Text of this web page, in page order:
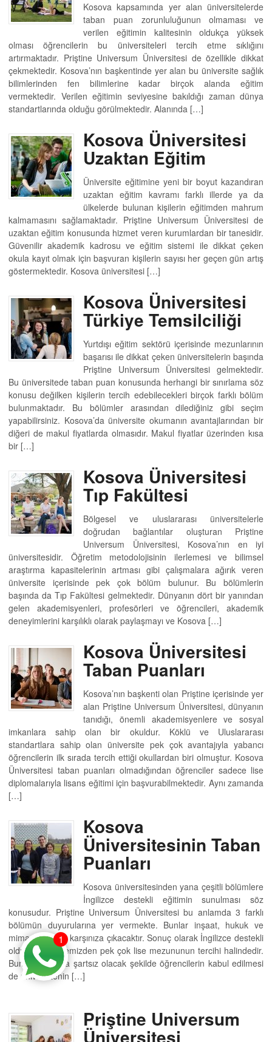
Kosova kapsamında yer alan üniversitelerde
taban puan zorunluluğunun olmaması ve
verilen eğitimin kalitesinin oldukça yüksek
olması öğrencilerin bu üniversiteleri tercih etme sıklığını
artırmaktadır. Priştine Universum Üniversitesi de özellikle dikkat
çekmektedir. Kosova’nın başkentinde yer alan bu üniversite sağlık
bilimlerinden fen bilimlerine kadar birçok alanda eğitim
vermektedir. Verilen eğitimin seviyesine bakıldığı zaman dünya
standartlarında olduğu görülmektedir. Alanında […]
Kosova Üniversitesi
Uzaktan Eğitim
Üniversite eğitimine yeni bir boyut kazandıran
uzaktan eğitim kavramı farklı illerde ya da
ülkelerde bulunan kişilerin eğitimden mahrum
kalmamasını sağlamaktadır. Priştine Universum Üniversitesi de
uzaktan eğitim konusunda hizmet veren kurumlardan bir tanesidir.
Güvenilir akademik kadrosu ve eğitim sistemi ile dikkat çeken
okula kayıt olmak için başvuran kişilerin sayısı her geçen gün artış
göstermektedir. Kosova üniversitesi […]
Kosova Üniversitesi
Türkiye Temsilciliği
Yurtdışı eğitim sektörü içerisinde mezunlarının
başarısı ile dikkat çeken üniversitelerin başında
Priştine Universum Üniversitesi gelmektedir.
Bu üniversitede taban puan konusunda herhangi bir sınırlama söz
konusu değilken kişilerin tercih edebilecekleri birçok farklı bölüm
bulunmaktadır. Bu bölümler arasından dilediğiniz gibi seçim
yapabilirsiniz. Kosova’da üniversite okumanın avantajlarından bir
diğeri de makul fiyatlarda olmasıdır. Makul fiyatlar üzerinden kısa
bir […]
Kosova Üniversitesi
Tıp Fakültesi
Bölgesel ve uluslararası üniversitelerle
doğrudan bağlantılar oluşturan Priştine
Universum Üniversitesi, Kosova’nın en iyi
üniversitesidir. Öğretim metodolojisinin ilerlemesi ve bilimsel
araştırma kapasitelerinin artması gibi çalışmalara ağırık veren
üniversite içerisinde pek çok bölüm bulunur. Bu bölümlerin
başında da Tıp Fakültesi gelmektedir. Dünyanın dört bir yanından
gelen akademisyenleri, profesörleri ve öğrencileri, akademik
deneyimlerini karşılıklı olarak paylaşmayı ve Kosova […]
Kosova Üniversitesi
Taban Puanları
Kosova’nın başkenti olan Priştine içerisinde yer
alan Priştine Universum Üniversitesi, dünyanın
tanıdığı, önemli akademisyenlere ve sosyal
imkanlara sahip olan bir okuldur. Köklü ve Uluslararası
standartlara sahip olan üniversite pek çok avantajıyla yabancı
öğrencilerin ilk sırada tercih ettiği okullardan biri olmuştur. Kosova
Üniversitesi taban puanları olmadığından öğrenciler sadece lise
diplomalarıyla lisans eğitimi için başvurabilmektedir. Aynı zamanda
[…]
Kosova
Üniversitesinin Taban
Puanları
Kosova üniversitesinden yana çeşitli bölümlere
İngilizce destekli eğitimin sunulması söz
konusudur. Priştine Universum Üniversitesi bu anlamda 3 farklı
bölümün duyurularına yer vermekte. Bunlar inşaat, hukuk ve
mimarlık olarak karşınıza çıkacaktır. Sonuç olarak İngilizce destekli
olduğu için ülkemizden pek çok lise mezununun tercihi halindedir.
Bunun yanı sıra şartsız olacak şekilde öğrencilerin kabul edilmesi
de üniversitenin […]
Priştine Universum
Üniversitesi
1